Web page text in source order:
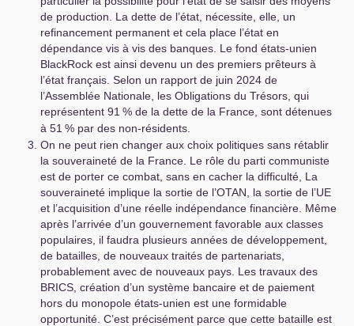
de production. La dette de l’état, nécessite, elle, un
refinancement permanent et cela place l’état en
dépendance vis à vis des banques. Le fond états-unien
BlackRock est ainsi devenu un des premiers prêteurs à
l’état français. Selon un rapport de juin 2024 de
l’Assemblée Nationale, les Obligations du Trésors, qui
représentent 91 % de la dette de la France, sont détenues
à 51 % par des non-résidents.
On ne peut rien changer aux choix politiques sans rétablir
la souveraineté de la France. Le rôle du parti communiste
est de porter ce combat, sans en cacher la difficulté, La
souveraineté implique la sortie de l’OTAN , la sortie de l’UE
et l’acquisition d’une réelle indépendance financière. Même
après l’arrivée d’un gouvernement favorable aux classes
populaires, il faudra plusieurs années de développement,
de batailles, de nouveaux traités de partenariats,
probablement avec de nouveaux pays. Les travaux des
BRICS , création d’un système bancaire et de paiement
hors du monopole états-unien est une formidable
opportunité. C’est précisément parce que cette bataille est